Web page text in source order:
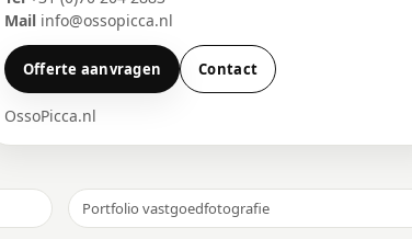
Mailinfo@ossopicca.nl
Offerte aanvragen Contact
OssoPicca.nl
Portfolio vastgoedfotografie